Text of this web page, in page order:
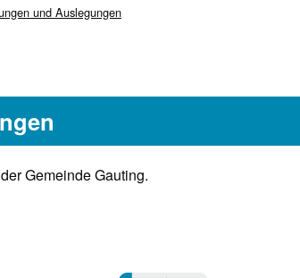
und Auslegungen
Gemeinde Gauting.